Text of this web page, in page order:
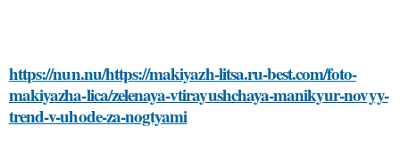
https://nun.nu/https://makiyazh-litsa.ru-best.com/foto-
makiyazha-lica/zelenaya-vtirayushchaya-manikyur-novyy-
trend-v-uhode-za-nogtyami